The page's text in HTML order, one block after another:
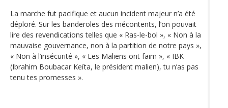
La marche fut pacifique et aucun incident majeur n’a été
déploré. Sur les banderoles des mécontents, l’on pouvait
lire des revendications telles que « Ras-le-bol », « Non à la
mauvaise gouvernance, non à la partition de notre pays »,
« Non à l’insécurité », « Les Maliens ont faim », « IBK
(Ibrahim Boubacar Keïta, le président malien), tu n’as pas
tenu tes promesses ».